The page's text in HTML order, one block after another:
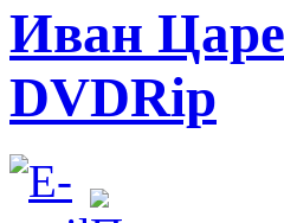
Иван
DVDRip